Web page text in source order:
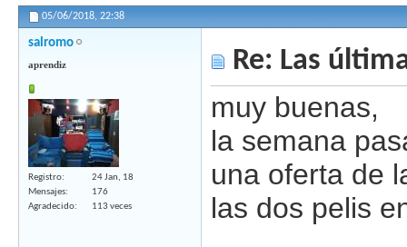
05/06/2018, 22:38
salromo
aprendiz
Registro
24 Jan, 18
Mensajes
176
Agradecido
113 veces
Re: Las
muy buenas,
la semana
una oferta de
las dos pelis